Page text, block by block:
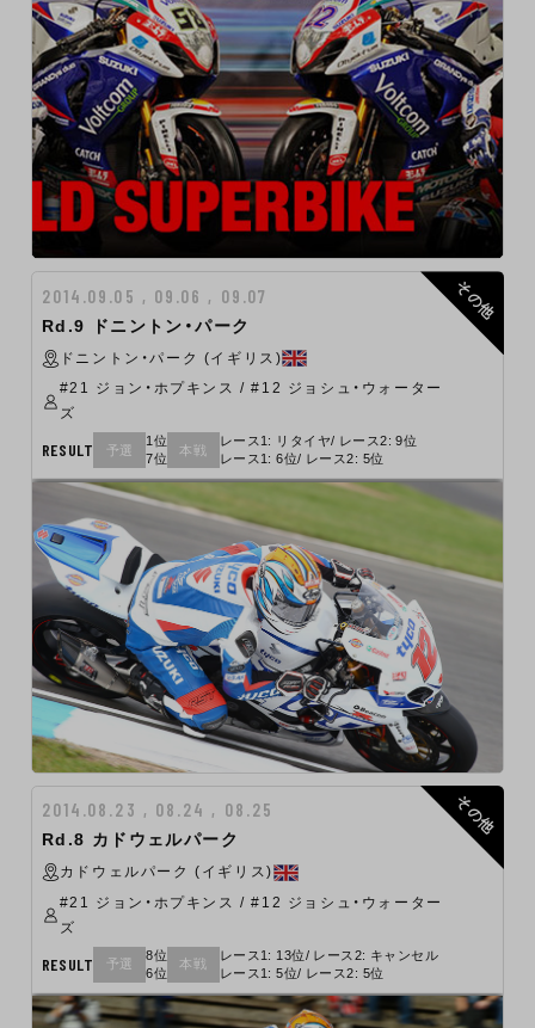
2014.09.05 , 09.06 , 09.07
Rd.9 ドニントン・パーク
ドニントン・パーク (イギリス)
#21 ジョン・ホプキンス / #12 ジョシュ・ウォーター
ズ
RESULT 予選
1位
7位
本戦
レース1: リタイヤ/ レース2: 9位
レース1: 6位/ レース2: 5位
その他
2014.08.23 , 08.24 , 08.25
Rd.8 カドウェルパーク
カドウェルパーク (イギリス)
#21 ジョン・ホプキンス / #12 ジョシュ・ウォーター
ズ
RESULT 予選
8位
6位
本戦
レース1: 13位/ レース2: キャンセル
レース1: 5位/ レース2: 5位
その他